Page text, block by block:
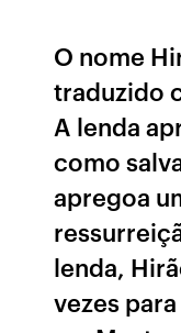
O nome
traduzido
A lenda
como
apregoa
lenda,
vezes